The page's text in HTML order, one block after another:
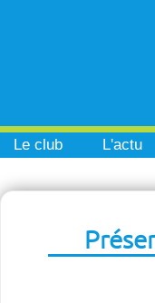
Le club L'actu